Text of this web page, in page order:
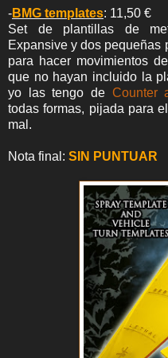
-BMG templates: 11,50 €
Set de plantillas de
Expansive y dos pequeñas
para hacer movimientos
que no hayan incluido la
yo las tengo de Counter
todas formas, pijada para
mal.
Nota final: SIN PUNTUAR